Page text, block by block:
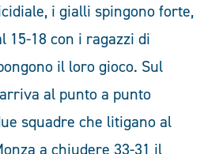
i gialli spingono forte,
15-18 con i ragazzi di
il loro gioco. Sul
al punto a punto
squadre che litigano al
a chiudere 33-31 il